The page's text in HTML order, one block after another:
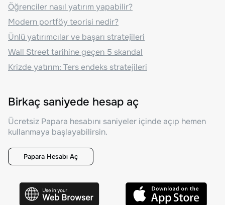
Öğrenciler nasıl yatırım yapabilir?
Modern portföy teorisi nedir?
Ünlü yatırımcılar ve başarı stratejileri
Wall Street tarihine geçen 5 skandal
Krizde yatırım: Ters endeks stratejileri
Birkaç saniyede hesap aç
Ücretsiz Papara hesabını saniyeler içinde açıp hemen
kullanmaya başlayabilirsin.
Papara Hesabı Aç